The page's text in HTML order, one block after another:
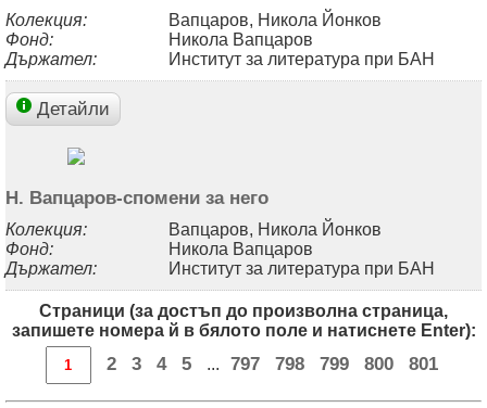
Колекция:
Вапцаров, Никола Йонков
Фонд:
Никола Вапцаров
Държател:
Институт за литература при БАН
Детайли
Н. Вапцаров-спомени за него
Колекция:
Вапцаров, Никола Йонков
Фонд:
Никола Вапцаров
Държател:
Институт за литература при БАН
Страници (за достъп до произволна страница,
запишете номера й в бялото поле и натиснете Enter):
2 3 4 5 ... 797 798 799 800 801